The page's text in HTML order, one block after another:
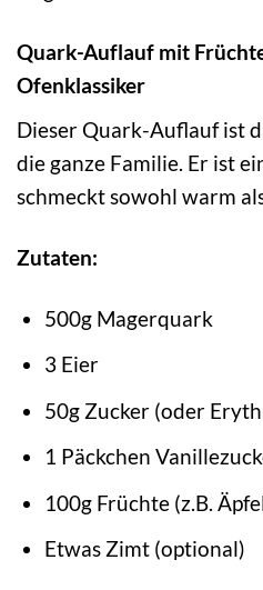
Quark-Auflauf mit
Ofenklassiker
Dieser Quark-Auflauf ist
die ganze Familie. Er ist
schmeckt sowohl warm
Zutaten:
500g Magerquark
3 Eier
50g Zucker (oder
1 Päckchen
100g Früchte (z.B.
Etwas Zimt (optional)